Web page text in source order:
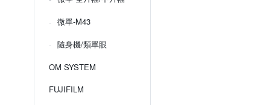
微單-M43
隨身機/類單眼
OM SYSTEM
FUJIFILM